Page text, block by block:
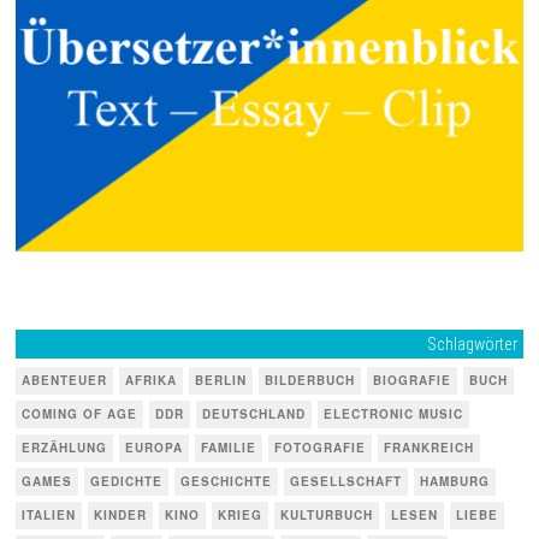
Schlagwörter
ABENTEUER AFRIKA BERLIN BILDERBUCH BIOGRAFIE
BUCH
COMING OF AGE
DDR DEUTSCHLAND
ELECTRONIC MUSIC
ERZÄHLUNG
EUROPA FAMILIE FOTOGRAFIE
FRANKREICH
GAMES
GEDICHTE GESCHICHTE GESELLSCHAFT
HAMBURG
ITALIEN
KINDER KINO KRIEG KULTURBUCH LESEN LIEBE